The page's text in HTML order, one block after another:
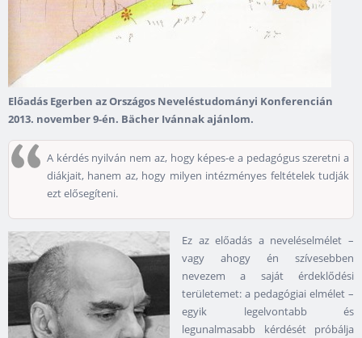
Előadás Egerben az Országos Neveléstudományi Konferencián
2013. november 9-én. Bächer Ivánnak ajánlom.
A kérdés nyilván nem az, hogy képes-e a pedagógus szeretni a
diákjait, hanem az, hogy milyen intézményes feltételek tudják
ezt elősegíteni.
Ez az előadás a neveléselmélet –
vagy ahogy én szívesebben
nevezem a saját érdeklődési
területemet: a pedagógiai elmélet –
egyik legelvontabb és
legunalmasabb kérdését próbálja